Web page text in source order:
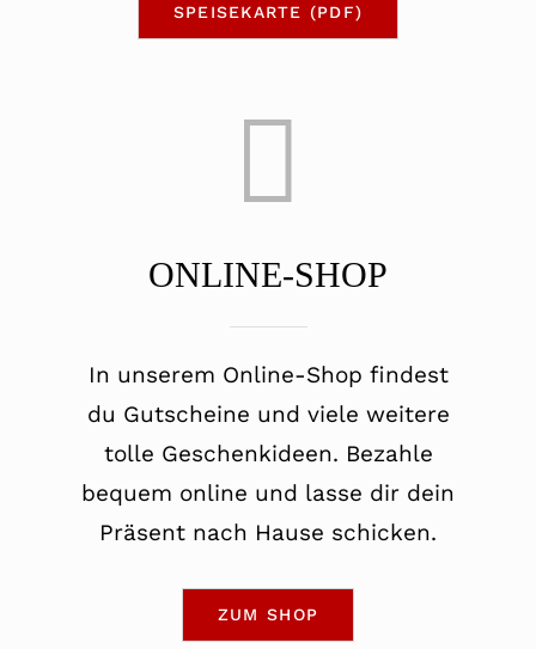
SPEISEKARTE (PDF)
ONLINE-SHOP
In unserem Online-Shop findest
du Gutscheine und viele weitere
tolle Geschenkideen. Bezahle
bequem online und lasse dir dein
Präsent nach Hause schicken.
ZUM SHOP